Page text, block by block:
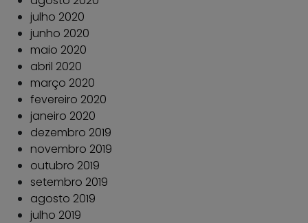
julho 2020
junho 2020
maio 2020
abril 2020
março 2020
fevereiro 2020
janeiro 2020
dezembro 2019
novembro 2019
outubro 2019
setembro 2019
agosto 2019
julho 2019